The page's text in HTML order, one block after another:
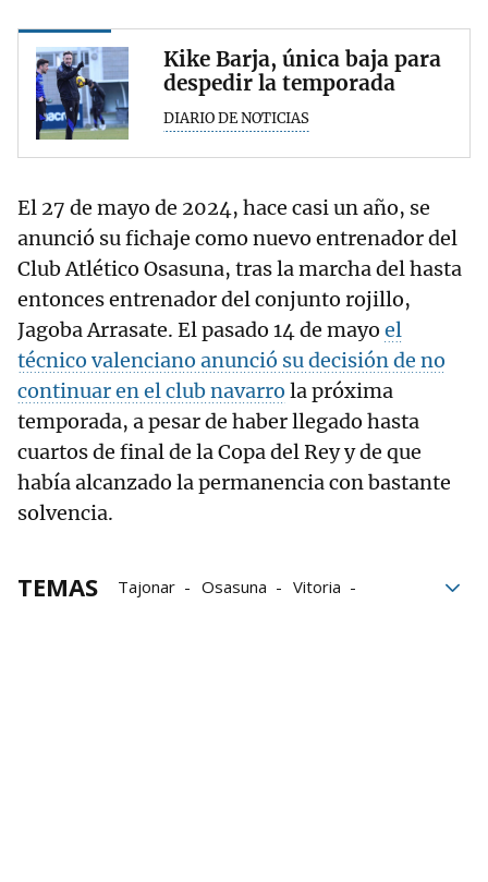
Kike Barja, única baja para
despedir la temporada
DIARIO DE NOTICIAS
El 27 de mayo de 2024, hace casi un año, se
anunció su fichaje como nuevo entrenador del
Club Atlético Osasuna, tras la marcha del hasta
entonces entrenador del conjunto rojillo,
Jagoba Arrasate. El pasado 14 de mayo el
técnico valenciano anunció su decisión de no
continuar en el club navarro la próxima
temporada, a pesar de haber llegado hasta
cuartos de final de la Copa del Rey y de que
había alcanzado la permanencia con bastante
solvencia.
TEMAS Tajonar Osasuna
Vitoria